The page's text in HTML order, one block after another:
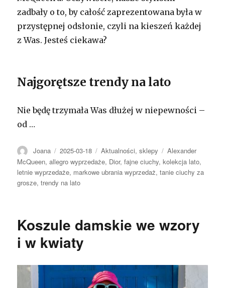
zadbały o to, by całość zaprezentowana była w
przystępnej odsłonie, czyli na kieszeń każdej
z Was. Jesteś ciekawa?
Najgorętsze trendy na lato
Nie będę trzymała Was dłużej w niepewności –
od …
Autor
Joana Opublikowano
2025-03-18 Kategorie
Aktualności,sklepy Tagi
Alexander
McQueen,allegro wyprzedaże, Dior,fajne ciuchy,kolekcja lato,
letnie wyprzedaże, markowe ubrania wyprzedaż,tanie ciuchy za
grosze,trendy na lato
Koszule damskie we wzory
i w kwiaty